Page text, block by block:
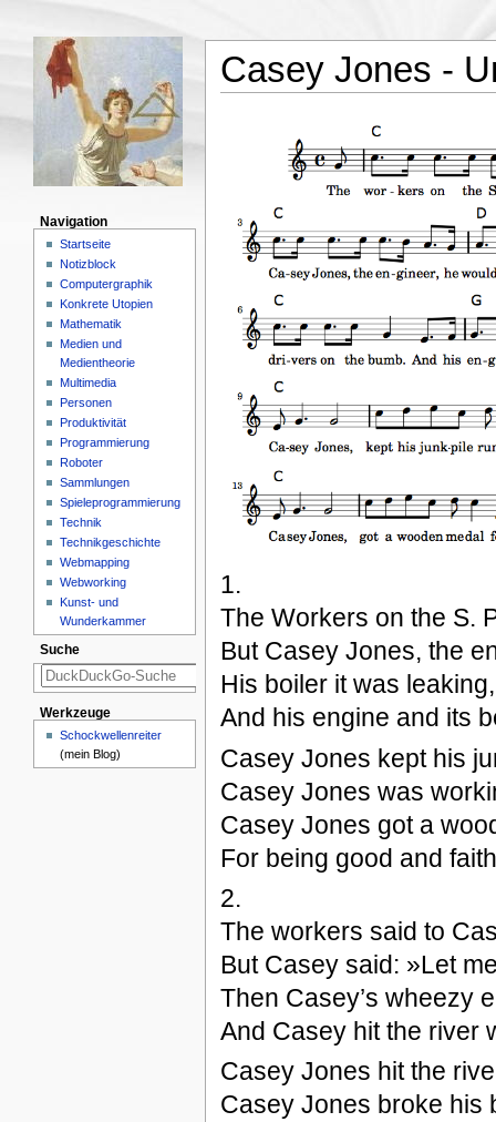
Casey Jones -
1.
The Workers on the S.
But Casey Jones, the
His boiler it was
And his engine and its
Casey Jones kept his
Casey Jones was
Casey Jones got a
For being good and
2.
The workers said to
But Casey said: »Let
Then Casey’s wheezy
And Casey hit the river
Casey Jones hit the
Casey Jones broke his
Navigation
Startseite
Notizblock
Computergraphik
Konkrete Utopien
Mathematik
Medien und
Medientheorie
Multimedia
Personen
Produktivität
Programmierung
Roboter
Sammlungen
Spieleprogrammierung
Technik
Technikgeschichte
Webmapping
Webworking
Kunst- und
Wunderkammer
Suche
Werkzeuge
Schockwellenreiter
(mein Blog)